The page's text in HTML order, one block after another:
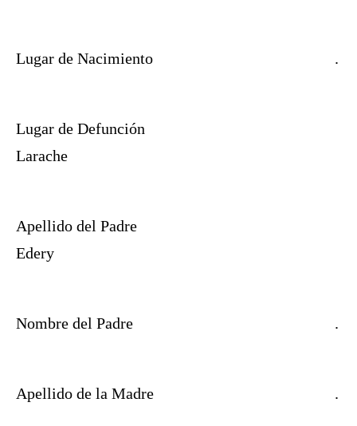
Lugar de Nacimiento .
Lugar de Defunción
Larache
Apellido del Padre
Edery
Nombre del Padre .
Apellido de la Madre .